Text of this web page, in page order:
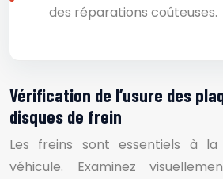
des réparations coûteuses.
Vérification de l’usure des
disques de frein
Les freins sont essentiels à
véhicule. Examinez